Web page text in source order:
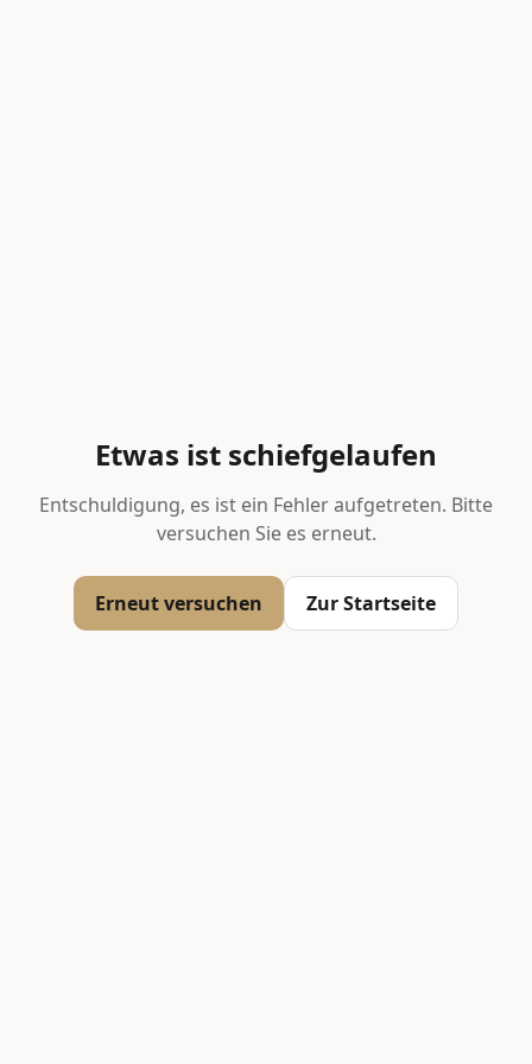
Etwas ist schiefgelaufen
Entschuldigung, es ist ein Fehler aufgetreten. Bitte
versuchen Sie es erneut.
Erneut versuchen Zur Startseite